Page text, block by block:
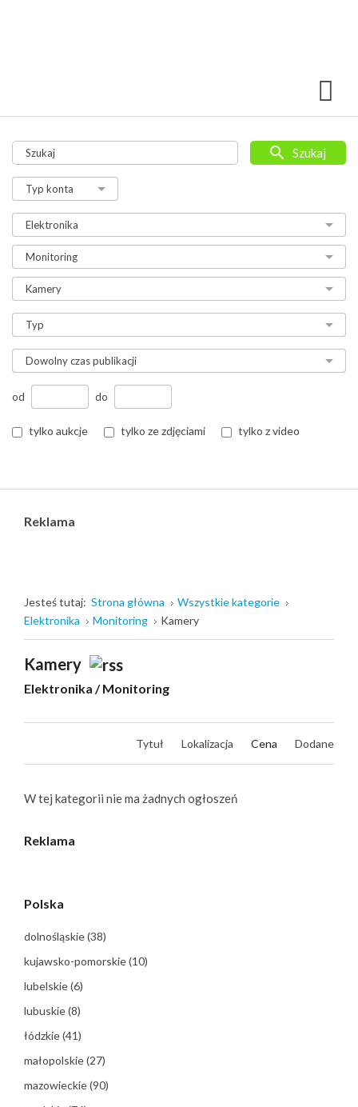
od do
tylko aukcje tylko ze zdjęciami tylko z video
Szukaj
Reklama
Jesteś tutaj: Strona główna
Wszystkie kategorie
Elektronika
Monitoring Kamery
Kamery
Elektronika /Monitoring
Tytuł Lokalizacja Cena Dodane
W tej kategorii nie ma żadnych ogłoszeń
Reklama
Polska
dolnośląskie(38)
kujawsko-pomorskie(10)
lubelskie(6)
lubuskie(8)
łódzkie(41)
małopolskie(27)
mazowieckie(90)